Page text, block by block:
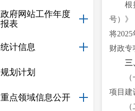
政府网站工作年度
报表
统计信息
规划计划
重点领域信息公开
根
号）》
将
财政专
三
项目建